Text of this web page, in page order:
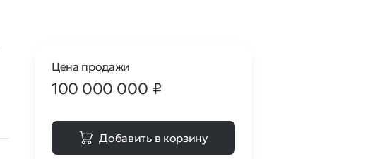
Цена продажи
100 000 000 ₽
Добавить в корзину